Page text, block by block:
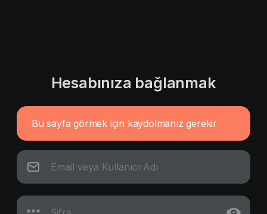
Hesabınıza bağlanmak
Bu sayfa görmek için kaydolmanız gerekir